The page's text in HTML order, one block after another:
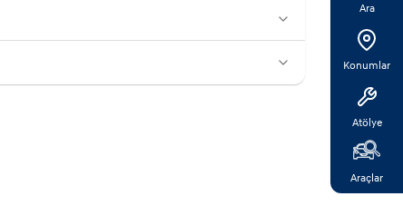
Ara
Konumlar
Atölye
Araçlar